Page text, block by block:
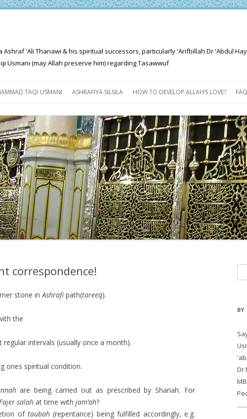
Ashraf 'Ali Thanawi & his spiritual successors, particularly 'Arifbillah Dr 'Abdul
Usmani (may Allah preserve him) regarding Tasawwuf
TAQI USMANI ASHRAFIYA SILSILA
ASHRAFIYA PATH
FOR THE SEEKER
PROGRESS EXPLAINED
HOW TO DEVELOP ALLAH’S LOVE?
correspondence!
stone inAshrafi path(tareeq).
the
intervals (usually once a month).
ones spiritual condition.
are being carried out as prescribed by Shariah. For
salah at time with jam’ah?
oftaubah (repentance) being fulfilled accordingly, e.g.
for:
BY
Dr